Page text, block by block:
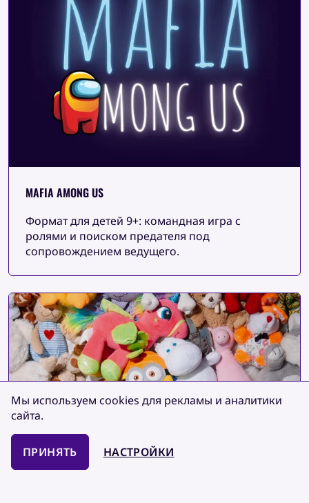
MAFIA AMONG US
Формат для детей 9+: командная игра с
ролями и поиском предателя под
сопровождением ведущего.
Мы используем cookies для рекламы и аналитики
сайта.
ПРИНЯТЬ НАСТРОЙКИ